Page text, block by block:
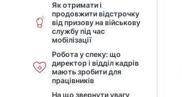
Як отримати і
продовжити відстрочку
від призову на військову
службу під час
мобілізації
Робота у спеку: що
директор і відділ кадрів
мають зробити для
працівників
На що звернути увагу